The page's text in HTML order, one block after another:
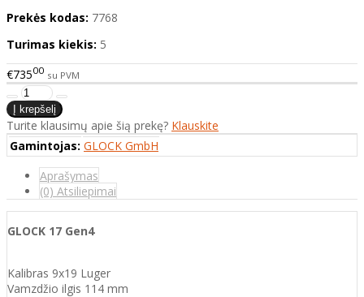
Prekės kodas: 7768
Turimas kiekis: 5
€73500 su PVM
Turite klausimų apie šią prekę? Klauskite
Gamintojas: GLOCK GmbH
Aprašymas
(0) Atsiliepimai
GLOCK 17 Gen4
Kalibras 9x19 Luger
Vamzdžio ilgis 114 mm